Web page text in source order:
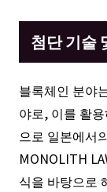
첨단 기술
블록체인 분야
야로, 이를 활
으로 일본에서
MONOLITH
식을 바탕으로